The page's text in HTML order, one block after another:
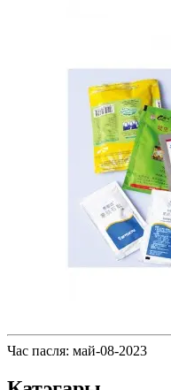
Час пасля: май-08-2023